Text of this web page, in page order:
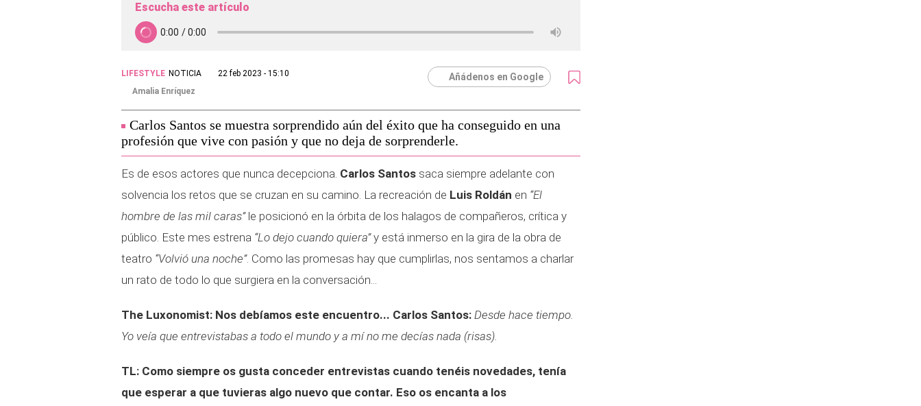
Escucha este artículo
LIFESTYLE NOTICIA
22 feb 2023 - 15:10
Amalia Enríquez
Añádenos en Google
Carlos Santos se muestra sorprendido aún del éxito que ha conseguido en una
profesión que vive con pasión y que no deja de sorprenderle.
Es de esos actores que nunca decepciona. Carlos Santos saca siempre adelante con
solvencia los retos que se cruzan en su camino. La recreación de Luis Roldán en “El
hombre de las mil caras”le posicionó en la órbita de los halagos de compañeros, crítica y
público. Este mes estrena “Lo dejo cuando quiera”y está inmerso en la gira de la obra de
teatro “Volvió una noche”. Como las promesas hay que cumplirlas, nos sentamos a charlar
un rato de todo lo que surgiera en la conversación...
The Luxonomist: Nos debíamos este encuentro... Carlos Santos: Desde hace tiempo.
Yo veía que entrevistabas a todo el mundo y a mí no me decías nada (risas).
TL: Como siempre os gusta conceder entrevistas cuando tenéis novedades, tenía
que esperar a que tuvieras algo nuevo que contar. Eso os encanta a los